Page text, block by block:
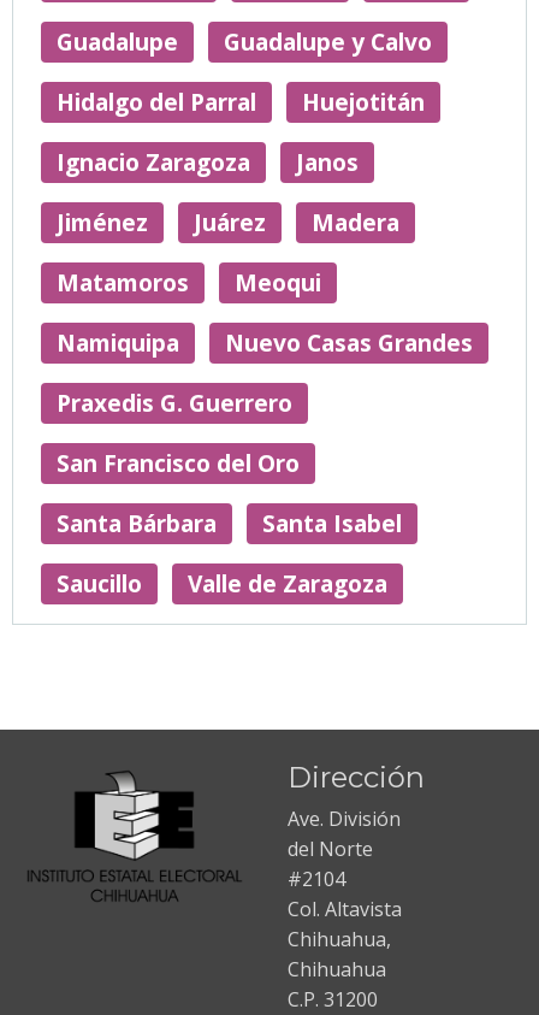
Guadalupe
Guadalupe y Calvo
Hidalgo del Parral
Huejotitán
Ignacio Zaragoza
Janos
Jiménez
Juárez
Madera
Matamoros
Meoqui
Namiquipa
Nuevo Casas Grandes
Praxedis G. Guerrero
San Francisco del Oro
Santa Bárbara
Santa Isabel
Saucillo
Valle de Zaragoza
Dirección
Ave. División
del Norte
#2104
Col. Altavista
Chihuahua,
Chihuahua
C.P. 31200